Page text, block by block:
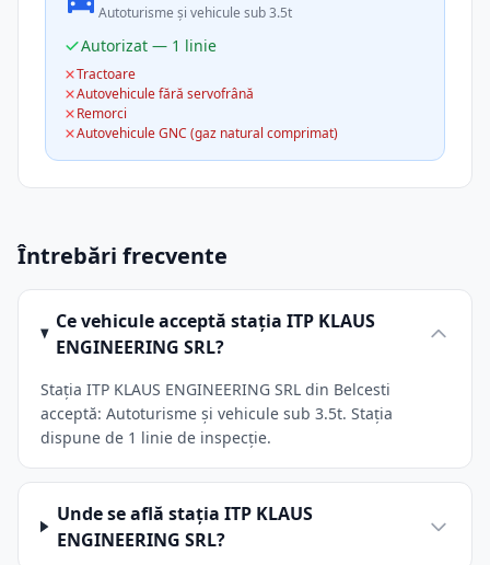
Autoturisme și vehicule sub 3.5t
Autorizat — 1 linie
Tractoare
Autovehicule fără servofrână
Remorci
Autovehicule GNC (gaz natural comprimat)
Întrebări frecvente
Ce vehicule acceptă stația ITP KLAUS
ENGINEERING SRL?
Stația ITP KLAUS ENGINEERING SRL din Belcesti
acceptă: Autoturisme și vehicule sub 3.5t. Stația
dispune de 1 linie de inspecție.
Unde se află stația ITP KLAUS
ENGINEERING SRL?